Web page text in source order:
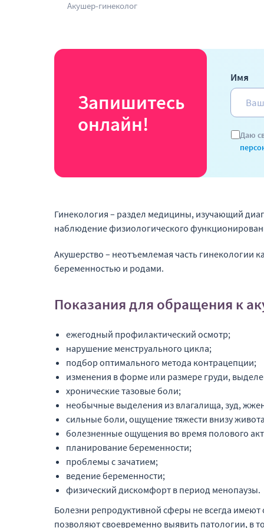
Акушер-гинеколог
Запишитесь
онлайн!
Имя
Даю
Гинекология – раздел медицины, изучающий
наблюдение физиологического
Акушерство – неотъемлемая часть гинекологии
беременностью и родами.
Показания для обращения к
ежегодный профилактический осмотр;
нарушение менструального цикла;
подбор оптимального метода контрацепции;
изменения в форме или размере груди,
хронические тазовые боли;
необычные выделения из влагалища, зуд,
сильные боли, ощущение тяжести внизу
болезненные ощущения во время полового
планирование беременности;
проблемы с зачатием;
ведение беременности;
физический дискомфорт в период менопаузы.
Болезни репродуктивной сферы не всегда
позволяют своевременно выявить патологии, в